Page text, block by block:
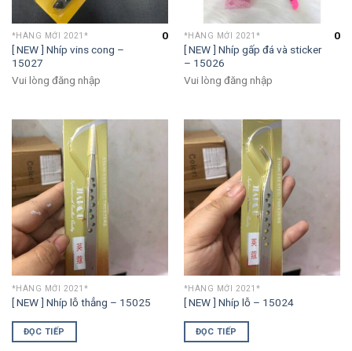
*HÀNG MỚI 2021*
[ NEW ] Nhíp vins cong –
15027
0
Vui lòng đăng nhập
*HÀNG MỚI 2021*
[ NEW ] Nhíp gấp đá và sticker
– 15026
0
Vui lòng đăng nhập
*HÀNG MỚI 2021*
[ NEW ] Nhíp lỗ thẳng – 15025
ĐỌC TIẾP
*HÀNG MỚI 2021*
[ NEW ] Nhíp lỗ – 15024
ĐỌC TIẾP